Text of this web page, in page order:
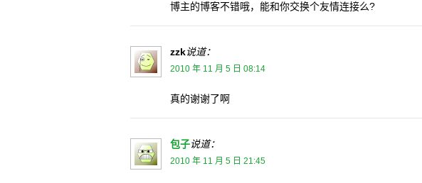
博主的博客不错哦，能和你交换个友情连接么?
zzk说道：
2010 年 11 月 5 日 08:14
真的谢谢了啊
包子说道：
2010 年 11 月 5 日 21:45